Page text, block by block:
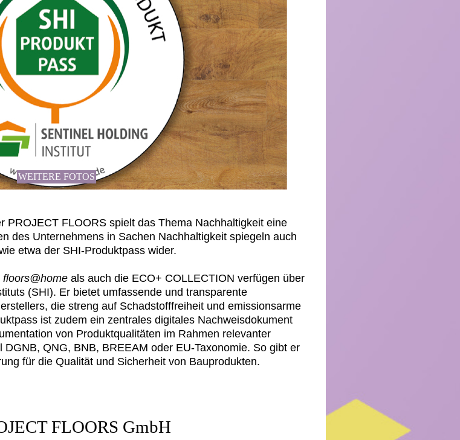
WEITERE FOTOS
PROJECT FLOORS spielt das Thema Nachhaltigkeit eine
des Unternehmens in Sachen Nachhaltigkeit spiegeln auch
etwa der SHI-Produktpass wider.
floors@home als auch die ECO+ COLLECTION verfügen über
(SHI). Er bietet umfassende und transparente
die streng auf Schadstofffreiheit und emissionsarme
ist zudem ein zentrales digitales Nachweisdokument
von Produktqualitäten im Rahmen relevanter
QNG, BNB, BREEAM oder EU-Taxonomie. So gibt er
für die Qualität und Sicherheit von Bauprodukten.
FLOORS GmbH